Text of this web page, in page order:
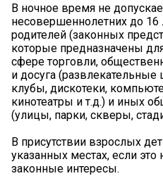
В ночное время не
несовершеннолетних до
родителей (законных
которые предназначены
сфере торговли,
и досуга
клубы, дискотеки,
кинотеатры и т.д.) и иных
(улицы, парки, скверы,
В присутствии взрослых
указанных местах, если
законные интересы.